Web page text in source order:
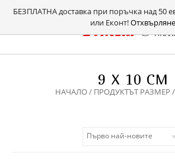
БЕЗПЛАТНА доставка при поръчка над 50
или Еконт!Отхвърляне
9 Х 10 СМ
НАЧАЛО/ ПРОДУКТЪТ РАЗМЕР /